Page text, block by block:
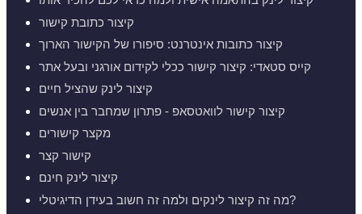
קיצור כתובת קישור
קיצור כתובות אינטרנט: סיפורו של הקישור הארוך
קייס סטאדי: קיצור קישור ככלי לקידום אורגני ובעל אתר
קיצור לינק שהציל חיים
קיצור קישור לוואטסאפ - פתרון שמחבר בין אנשים
מקצר קישורים
קישור קצר
קיצור לינק חינם
מה זה קיצור לינקים ולמה זה חשוב בעידן הדיגיטלי?